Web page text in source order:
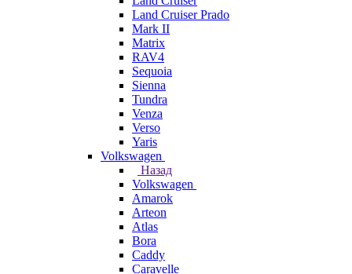
Land Cruiser Prado
Mark II
Matrix
RAV4
Sequoia
Sienna
Tundra
Venza
Verso
Yaris
Volkswagen
Назад
Volkswagen
Amarok
Arteon
Atlas
Bora
Caddy
Caravelle